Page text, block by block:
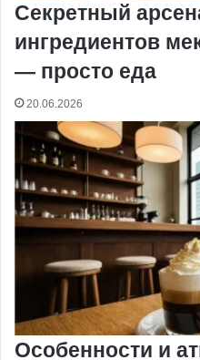
Секретный
ингредиентов
— просто еда
20.06.2026
Особенности и